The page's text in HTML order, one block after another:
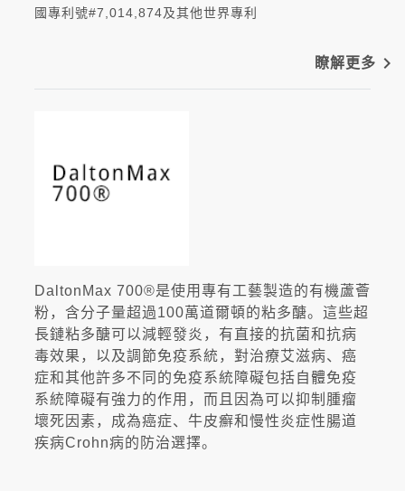
國專利號#7,014,874及其他世界專利
瞭解更多 navigate_next
DaltonMax 700®是使用專有工藝製造的有機蘆薈
粉，含分子量超過100萬道爾頓的粘多醣。這些超
長鏈粘多醣可以減輕發炎，有直接的抗菌和抗病
毒效果，以及調節免疫系統，對治療艾滋病、癌
症和其他許多不同的免疫系統障礙包括自體免疫
系統障礙有強力的作用，而且因為可以抑制腫瘤
壞死因素，成為癌症、牛皮癬和慢性炎症性腸道
疾病Crohn病的防治選擇。